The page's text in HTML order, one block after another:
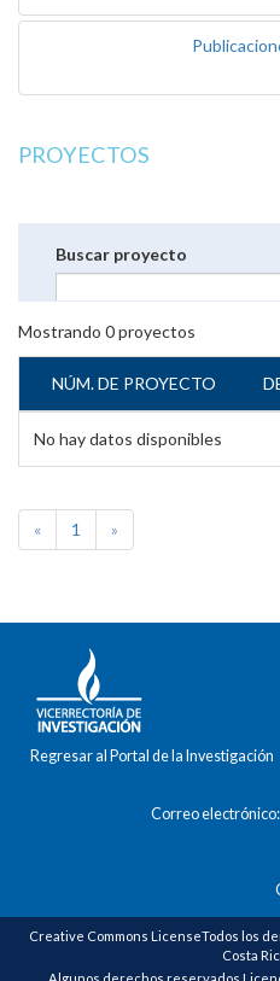
PROYECTOS
Buscar proyecto
Mostrando 0proyectos
NÚM. DE PROYECTO
No hay datos disponibles
« 1 »
Regresar al Portal de la Investigación
Correo
Creative Commons LicenseTodos los
Costa